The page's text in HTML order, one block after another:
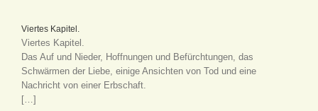
Viertes Kapitel.
Viertes Kapitel.
Das Auf und Nieder, Hoffnungen und Befürchtungen, das
Schwärmen der Liebe, einige Ansichten von Tod und eine
Nachricht von einer Erbschaft.
[…]